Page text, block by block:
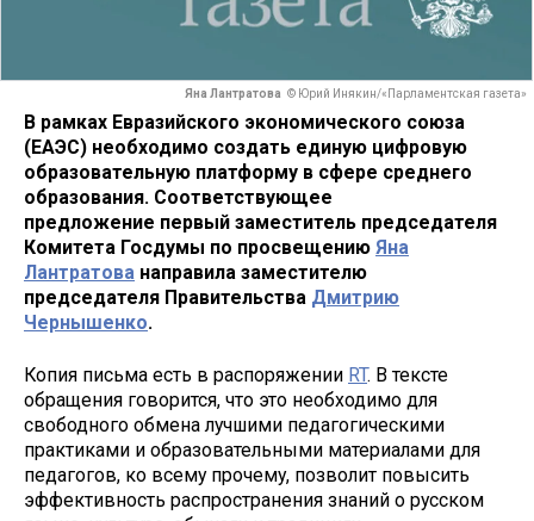
Яна Лантратова © Юрий Инякин/«Парламентская газета»
В рамках Евразийского экономического союза
(ЕАЭС) необходимо создать единую цифровую
образовательную платформу в сфере среднего
образования. Соответствующее
предложение первый заместитель председателя
Комитета Госдумы по просвещению Яна
Лантратова направила заместителю
председателя Правительства Дмитрию
Чернышенко.
Копия письма есть в распоряжении RT. В тексте
обращения говорится, что это необходимо для
свободного обмена лучшими педагогическими
практиками и образовательными материалами для
педагогов, ко всему прочему, позволит повысить
эффективность распространения знаний о русском